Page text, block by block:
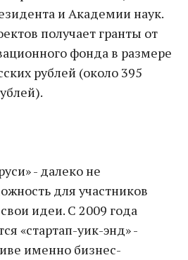
и Академии наук.
получает гранты от
фонда в размере
рублей (около 395
- далеко не
для участников
идеи. С 2009 года
«стартап-уик-энд» -
именно бизнес-